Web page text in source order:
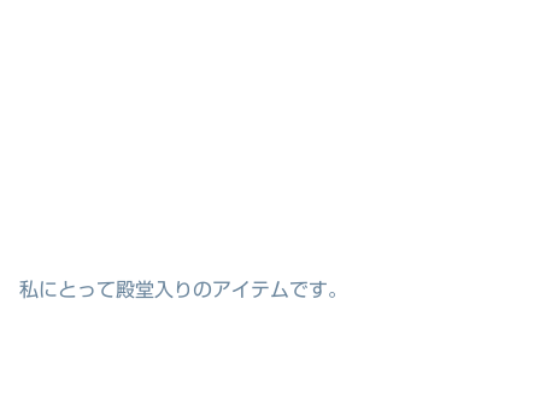
私にとって殿堂入りのアイテムです。